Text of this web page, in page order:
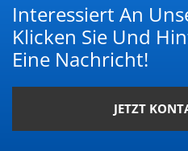
Interessiert An
Klicken Sie Und
Eine Nachricht!
JETZT